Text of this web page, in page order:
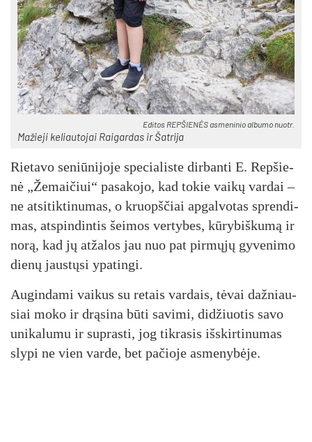
Edi­tos REP­ŠIE­NĖS as­me­ni­nio al­bu­mo nuo­tr.
Ma­žie­ji ke­liau­to­jai Rai­gar­das ir Šat­ri­ja
Rie­ta­vo se­niū­ni­jo­je spe­cia­lis­te dir­ban­ti E. Rep­šie­
nė „Že­mai­čiui“ pa­sa­ko­jo, kad to­kie vai­kų var­dai –
ne at­si­tik­ti­nu­mas, o kruopš­čiai ap­gal­vo­tas spren­di­
mas, at­spin­din­tis šei­mos ver­ty­bes, kū­ry­biš­ku­mą ir
no­rą, kad jų at­ža­los jau nuo pat pir­mų­jų gy­ve­ni­mo
die­nų jaus­tų­si ypa­tin­gi.
Au­gin­da­mi vai­kus su re­tais var­dais, tė­vai daž­niau­
siai mo­ko ir drą­si­na bū­ti sa­vi­mi, di­džiuo­tis sa­vo
uni­ka­lu­mu ir su­pras­ti, jog tik­ra­sis iš­skir­ti­nu­mas
sly­pi ne vien var­de, bet pa­čio­je as­me­ny­bė­je.